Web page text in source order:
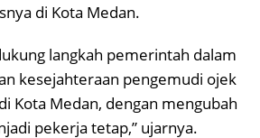
di Kota Medan.
langkah pemerintah dalam
kesejahteraan pengemudi ojek
Kota Medan, dengan mengubah
pekerja tetap,” ujarnya.